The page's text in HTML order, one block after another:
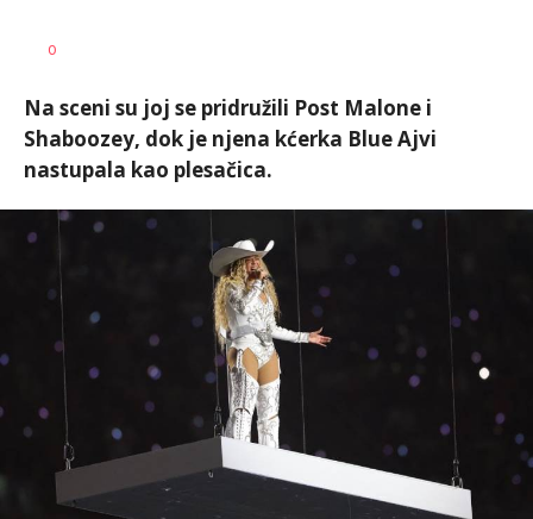
0
Na sceni su joj se pridružili Post Malone i
Shaboozey, dok je njena kćerka Blue Ajvi
nastupala kao plesačica.